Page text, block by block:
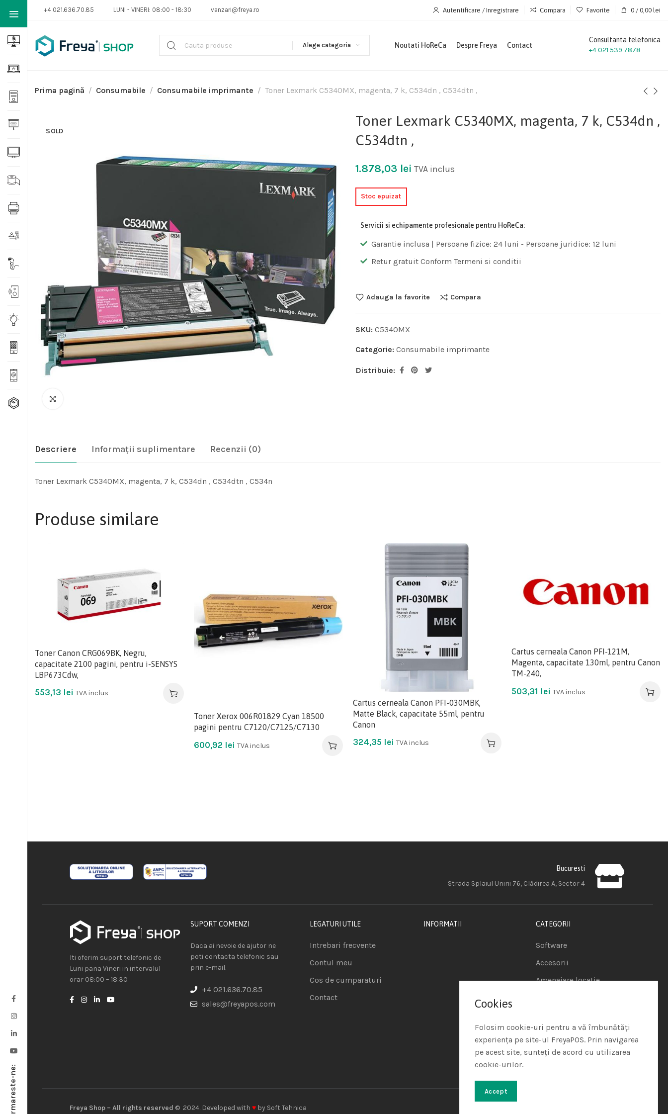
+4 021.636.70.85 LUNI - VINERI: 08:00 - 18:30 vanzari@freya.ro Autentificare / Inregistrare Compara Favorite 0 / 0,00 lei
Alege categoria Noutati HoReCa Despre Freya Contact
Consultanta telefonica
+4 021 539 7878
Prima pagină Consumabile Consumabile imprimante Toner Lexmark C5340MX, magenta, 7 k, C534dn , C534dtn ,
SOLD
Toner Lexmark C5340MX, magenta, 7 k, C534dn ,
C534dtn ,
1.878,03 lei TVA inclus
Stoc epuizat
Servicii si echipamente profesionale pentru HoReCa:
Garantie inclusa | Persoane fizice: 24 luni - Persoane juridice: 12 luni
Retur gratuit Conform Termeni si conditii
Adauga la favorite Compara
SKU: C5340MX
Categorie: Consumabile imprimante
Distribuie:
Descriere Informații suplimentare Recenzii (0)
Toner Lexmark C5340MX, magenta, 7 k, C534dn , C534dtn , C534n
Produse similare
Toner Canon CRG069BK, Negru,
capacitate 2100 pagini, pentru i-SENSYS
LBP673Cdw,
553,13 lei TVA inclus
Toner Xerox 006R01829 Cyan 18500
pagini pentru C7120/C7125/C7130
600,92 lei TVA inclus
Cartus cerneala Canon PFI-030MBK,
Matte Black, capacitate 55ml, pentru
Canon
324,35 lei TVA inclus
Cartus cerneala Canon PFI-121M,
Magenta, capacitate 130ml, pentru Canon
TM-240,
503,31 lei TVA inclus
Bucuresti
Strada Splaiul Unirii 76, Clădirea A, Sector 4
Iti oferim suport telefonic de
Luni pana Vineri in intervalul
orar 08:00 – 18:30
SUPORT COMENZI
Daca ai nevoie de ajutor ne
poti contacta telefonic sau
prin e-mail.
+4 021.636.70.85
sales@freyapos.com
LEGATURI UTILE
Intrebari frecvente
Contul meu
Cos de cumparaturi
Contact
INFORMATII CATEGORII
Software
Accesorii
Amenajare locatie
Politica de Cookie
Protectia Datelor cu
Freya Shop – All rights reserved © 2024. Developed with ♥by Soft Tehnica
Urmareste-ne:
Cookies
Folosim cookie-uri pentru a vă îmbunătăți
experiența pe site-ul FreyaPOS. Prin navigarea
pe acest site, sunteți de acord cu utilizarea
cookie-urilor.
Accept